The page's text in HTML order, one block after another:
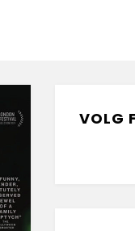
VOLG